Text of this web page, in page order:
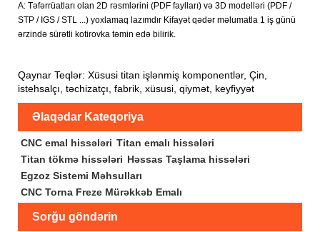
A: Təfərrüatları olan 2D rəsmlərini (PDF faylları) və 3D modelləri (PDF /
STP / IGS / STL ...) yoxlamaq lazımdır Kifayət qədər məlumatla 1 iş günü
ərzində sürətli kotirovka təmin edə bilirik.
Qaynar Teqlər: Xüsusi titan işlənmiş komponentlər, Çin,
istehsalçı, təchizatçı, fabrik, xüsusi, qiymət, keyfiyyət
Əlaqədar Kateqoriya
CNC emal hissələri Titan emalı hissələri
Titan tökmə hissələri Həssas Taşlama hissələri
Egzoz Sistemi Məhsulları
CNC Torna Freze Mürəkkəb Emalı
Sorğu göndərin